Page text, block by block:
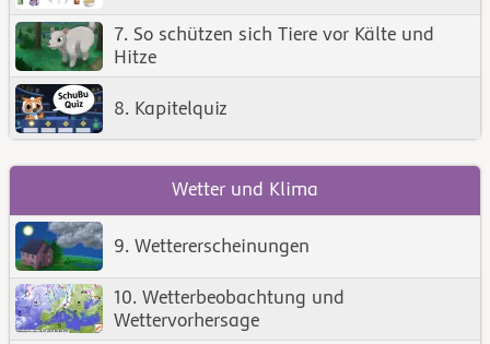
7. So schützen sich Tiere vor Kälte und
Hitze
8. Kapitelquiz
Wetter und Klima
9. Wettererscheinungen
10. Wetterbeobachtung und
Wettervorhersage